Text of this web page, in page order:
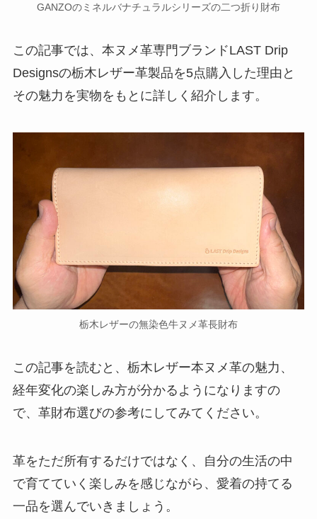
GANZOのミネルバナチュラルシリーズの二つ折り財布
この記事では、本ヌメ革専門ブランドLAST Drip
Designsの栃木レザー革製品を5点購入した理由と
その魅力を実物をもとに詳しく紹介します。
栃木レザーの無染色牛ヌメ革長財布
この記事を読むと、栃木レザー本ヌメ革の魅力、
経年変化の楽しみ方が分かるようになりますの
で、革財布選びの参考にしてみてください。
革をただ所有するだけではなく、自分の生活の中
で育てていく楽しみを感じながら、愛着の持てる
一品を選んでいきましょう。